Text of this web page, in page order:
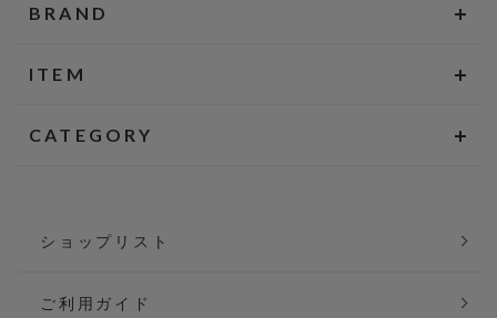
BRAND
ITEM
CATEGORY
ショップリスト
ご利用ガイド